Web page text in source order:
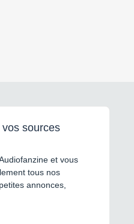
sources
et vous
tous nos
annonces,